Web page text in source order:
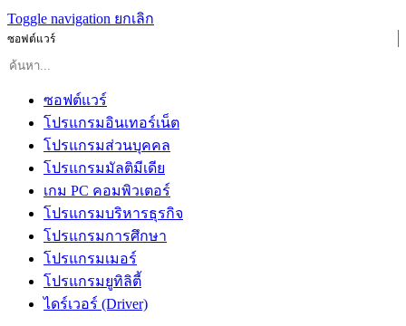
Toggle navigation ยกเลิก
ซอฟต์แวร์
ซอฟต์แวร์
โปรแกรมอินเทอร์เน็ต
โปรแกรมส่วนบุคคล
โปรแกรมมัลติมีเดีย
เกม PC คอมพิวเตอร์
โปรแกรมบริหารธุรกิจ
โปรแกรมการศึกษา
โปรแกรมเมอร์
โปรแกรมยูทิลิตี้
ไดร์เวอร์ (Driver)